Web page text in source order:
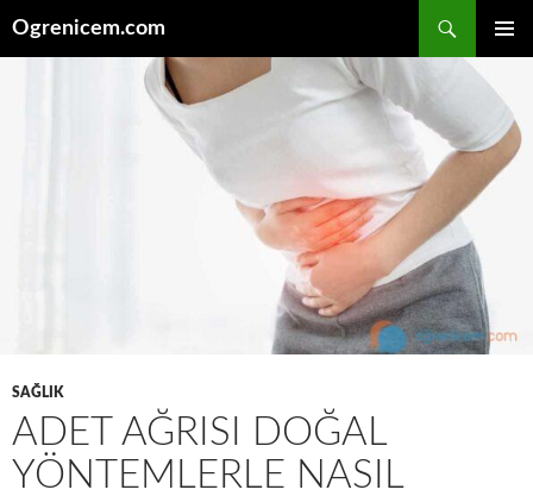
Ogrenicem.com
MENÜ
SAĞLIK
ADET AĞRISI DOĞAL
YÖNTEMLERLE NASIL